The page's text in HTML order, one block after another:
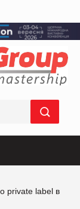
private label в